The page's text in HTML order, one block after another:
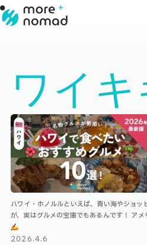
ワイキ
ハワイ・ホノルルといえば、青い海やショ
が、実はグルメの宝庫でもあるんです！ ア
融合した独自の食文化は、一度味わうと忘れ
ト …
2026.4.6